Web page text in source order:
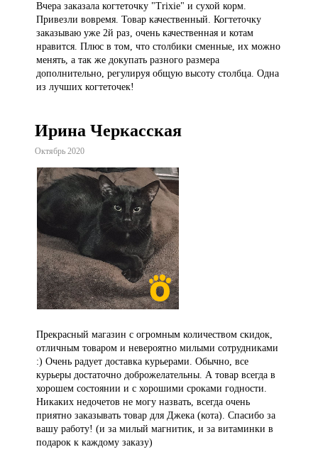
Вчера заказала когтеточку "Trixie" и сухой корм.
Привезли вовремя. Товар качественный. Когтеточку
заказываю уже 2й раз, очень качественная и котам
нравится. Плюс в том, что столбики сменные, их можно
менять, а так же докупать разного размера
дополнительно, регулируя общую высоту столбца. Одна
из лучших когтеточек!
Ирина Черкасская
Октябрь 2020
Прекрасный магазин с огромным количеством скидок,
отличным товаром и невероятно милыми сотрудниками
:) Очень радует доставка курьерами. Обычно, все
курьеры достаточно доброжелательны. А товар всегда в
хорошем состоянии и с хорошими сроками годности.
Никаких недочетов не могу назвать, всегда очень
приятно заказывать товар для Джека (кота). Спасибо за
вашу работу! (и за милый магнитик, и за витаминки в
подарок к каждому заказу)